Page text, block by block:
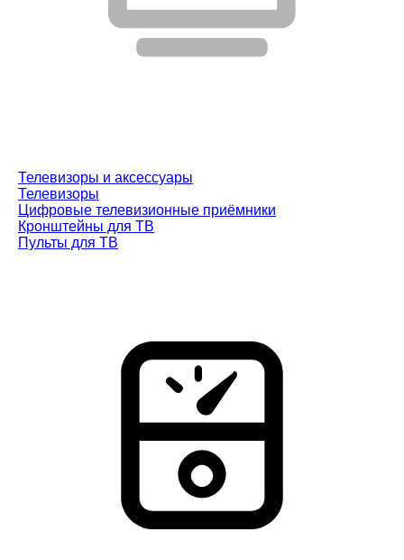
Телевизоры и аксессуары
Телевизоры
Цифровые телевизионные приёмники
Кронштейны для ТВ
Пульты для ТВ